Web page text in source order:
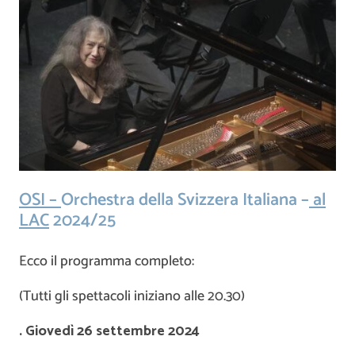
OSI –Orchestra della Svizzera Italiana –al
LAC2024/25
Ecco il programma completo:
(Tutti gli spettacoli iniziano alle 20.30)
. Giovedì 26 settembre 2024